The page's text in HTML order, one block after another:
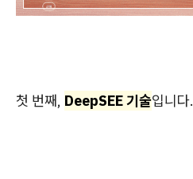
첫 번째, DeepSEE 기술입니다.